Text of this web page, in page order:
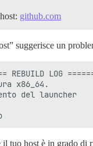
github.com
suggerisce un
REBUILD LOG
x86_64.
del launcher
tuo host è in grado di